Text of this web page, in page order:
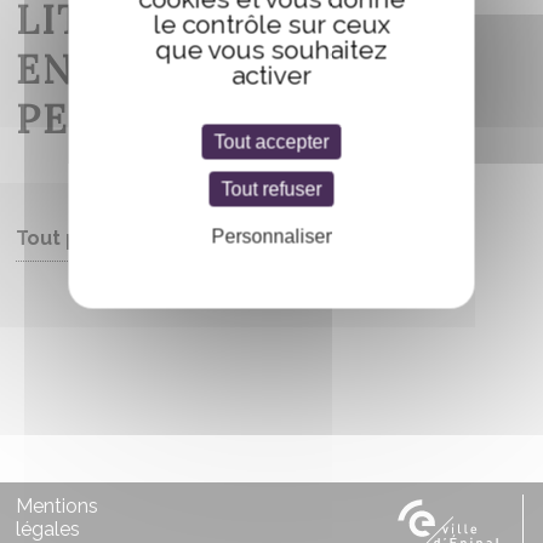
LITTÉRATURE, DES
ENVIES ET DE LA
PEINTURE.
Tout public
Mentions
légales
le contrôle sur ceux
que vous souhaitez
activer
Tout accepter
Tout refuser
Personnaliser